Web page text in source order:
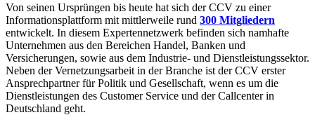
Von seinen Ursprüngen bis heute hat sich der CCV zu einer
Informationsplattform mit mittlerweile rund 300 Mitgliedern
entwickelt. In diesem Expertennetzwerk befinden sich namhafte
Unternehmen aus den Bereichen Handel, Banken und
Versicherungen, sowie aus dem Industrie- und Dienstleistungssektor.
Neben der Vernetzungsarbeit in der Branche ist der CCV erster
Ansprechpartner für Politik und Gesellschaft, wenn es um die
Dienstleistungen des Customer Service und der Callcenter in
Deutschland geht.